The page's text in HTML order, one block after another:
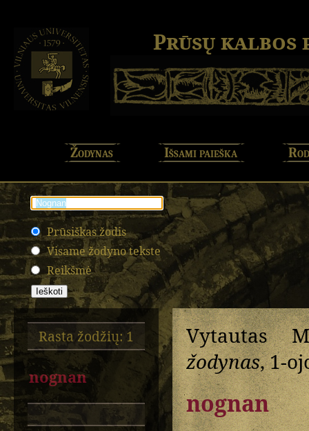
Prūsų kalbos
Žodynas Išsami paieška
Prūsiškas žodis
Visame žodyno tekste
Reikšmė
Rasta žodžių: 1
nognan
Vytautas
žodynas, 1-
nognan